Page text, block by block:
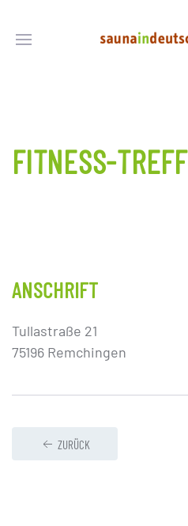
FITNESS-TREFF
ANSCHRIFT
Tullastraße 21
75196 Remchingen
ZURÜCK